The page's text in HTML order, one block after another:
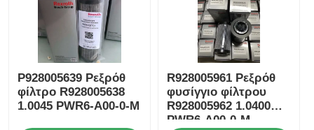
Ρ928005639 Ρεξρόθ
φίλτρο R928005638
1.0045 PWR6-A00-0-M
R928005961 Ρεξρόθ
φυσίγγιο φίλτρου
R928005962 1.0400
PWR6-A00-0-M